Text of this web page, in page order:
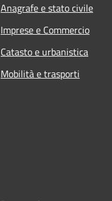
Anagrafe e stato civile
Imprese e Commercio
Catasto e urbanistica
Mobilità e trasporti